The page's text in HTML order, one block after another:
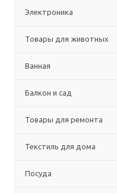
Электроника
Товары для животных
Ванная
Балкон и сад
Товары для ремонта
Текстиль для дома
Посуда